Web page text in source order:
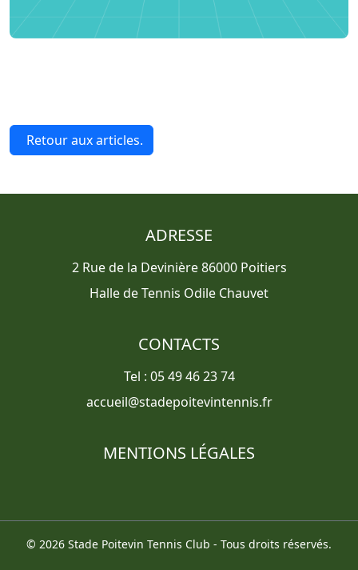
Retour aux articles.
ADRESSE
2 Rue de la Devinière 86000 Poitiers
Halle de Tennis Odile Chauvet
CONTACTS
Tel : 05 49 46 23 74
accueil@stadepoitevintennis.fr
MENTIONS LÉGALES
© 2026 Stade Poitevin Tennis Club - Tous droits réservés.